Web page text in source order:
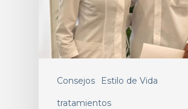
Consejos Estilo de Vida
tratamientos